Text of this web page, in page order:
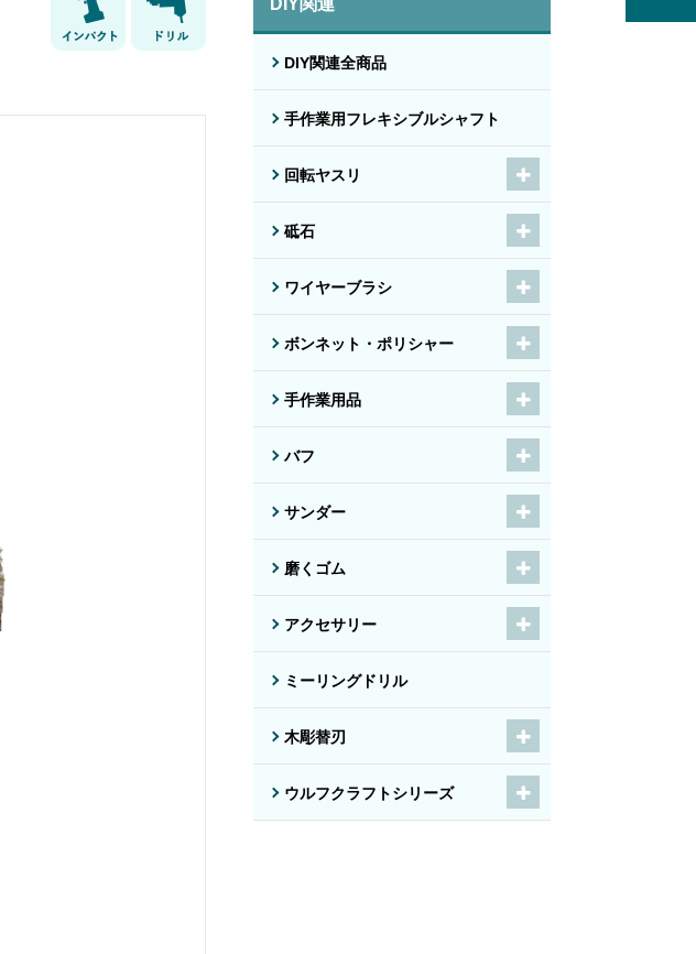
DIY関連
DIY関連全商品
手作業用フレキシブルシャフト
回転ヤスリ
砥石
ワイヤーブラシ
ボンネット・ポリシャー
手作業用品
バフ
サンダー
磨くゴム
アクセサリー
ミーリングドリル
木彫替刃
ウルフクラフトシリーズ